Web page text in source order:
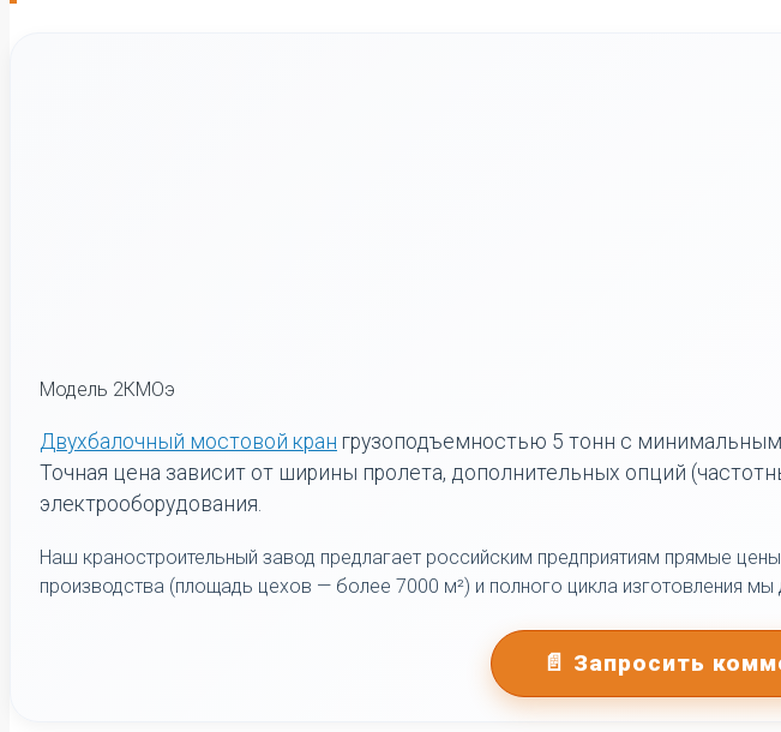
Модель 2КМОэ
Двухбалочный мостовой кран грузоподъемностью 5 тонн с
Точная цена зависит от ширины пролета, дополнительных опций
электрооборудования.
Наш краностроительный завод предлагает российским предприятиям прямые
производства (площадь цехов — более 7000 м²) и полного цикла изготовления
📄 Запросить